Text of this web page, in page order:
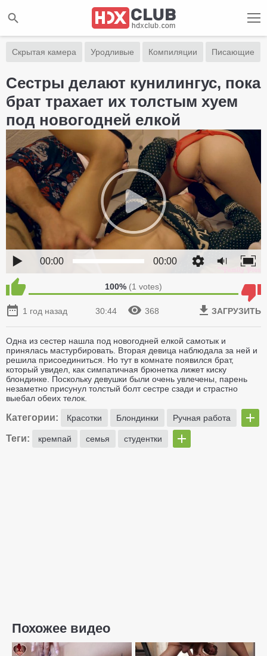
Скрытая камера Уродливые Компиляции Писающие
Сестры делают кунилингус, пока
брат трахает их толстым хуем
под новогодней елкой
00:00 00:00
100% (1 votes)
1 год назад 30:44 368 ЗАГРУЗИТЬ
Одна из сестер нашла под новогодней елкой самотык и
принялась мастурбировать. Вторая девица наблюдала за ней и
решила присоединиться. Но тут в комнате появился брат,
который увидел, как симпатичная брюнетка лижет киску
блондинке. Поскольку девушки были очень увлечены, парень
незаметно присунул толстый болт сестре сзади и страстно
выебал обеих телок.
Категории: Красотки Блондинки Ручная работа
Теги: кремпай семья студентки
Похожее видео